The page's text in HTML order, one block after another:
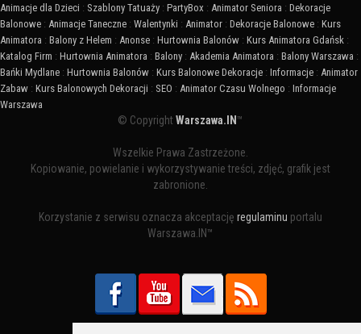
Animacje dla Dzieci : Szablony Tatuaży : PartyBox : Animator Seniora : Dekoracje
Balonowe : Animacje Taneczne : Walentynki : Animator : Dekoracje Balonowe : Kurs
Animatora : Balony z Helem : Anonse : Hurtownia Balonów : Kurs Animatora Gdańsk :
Katalog Firm : Hurtownia Animatora : Balony : Akademia Animatora : Balony Warszawa :
Bańki Mydlane : Hurtownia Balonów : Kurs Balonowe Dekoracje : Informacje : Animator
Zabaw : Kurs Balonowych Dekoracji : SEO : Animator Czasu Wolnego : Informacje
Warszawa
© CopyrightWarszawa.IN ™
Wszelkie Prawa Zastrzeżone.
Kopiowanie, powielanie i wykorzystywanie treści, zdjęć, grafik jest
zabronione.
Korzystanie z serwisu oznacza akceptację regulaminu portalu
Warszawa.IN™